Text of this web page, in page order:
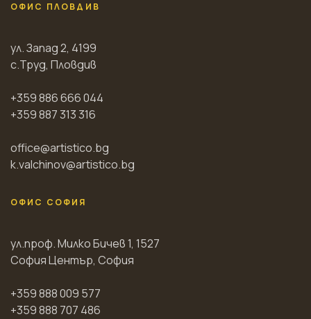
ОФИС ПЛОВДИВ
ул. Запад 2, 4199
с.Труд, Пловдив
+359 886 666 044
+359 887 313 316
office@artistico.bg
k.valchinov@artistico.bg
ОФИС СОФИЯ
ул.проф. Милко Бичев 1, 1527
София Център, София
+359 888 009 577
+359 888 707 486